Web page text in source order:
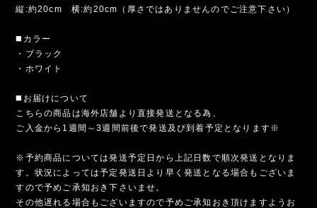
縦:約20cm 横:約20cm（厚さではありませんのでご注意下さい）
◼️カラー
・ブラック
・ホワイト
◼️お届けについて
こちらの商品は海外店舗より直接発送となる為、
ご入金から1週間～3週間前後で発送及び到着予定となります※
※予約商品については発送予定日から上記日数で順次発送となりま
す。状況によっては予定発送日より早く発送となる場合もございま
すので予めご承知おき下さいませ。
その他遅れる場合もございますので予めご承知おき頂けますようお